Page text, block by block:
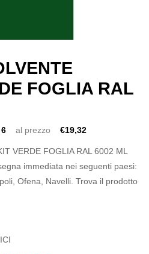
FOGLIA RAL
al prezzo €19,32
VERDE FOGLIA RAL 6002 ML
immediata nei seguenti paesi:
Ofena, Navelli. Trova il prodotto